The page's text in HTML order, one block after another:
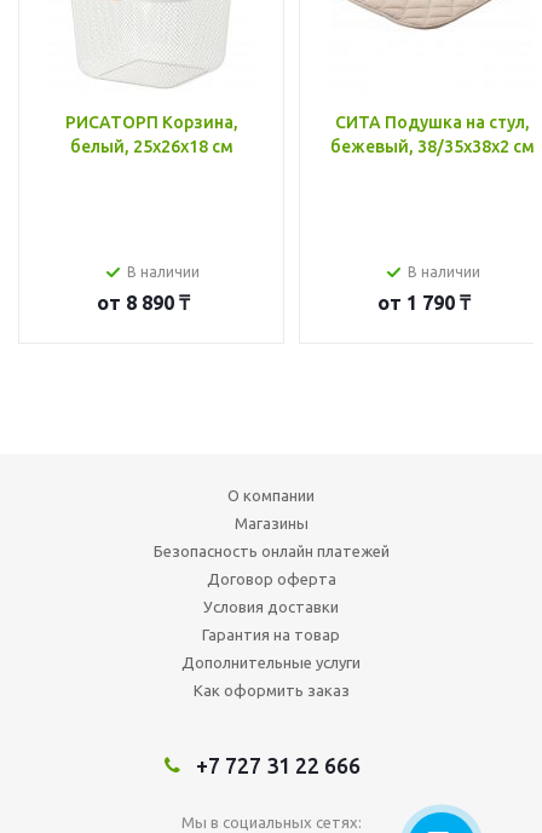
РИСАТОРП Корзина,
белый, 25x26x18 см
В наличии
от 8 890 ₸
СИТА Подушка на стул,
бежевый, 38/35x38x2 см
В наличии
от 1 790 ₸
О компании
Магазины
Безопасность онлайн платежей
Договор оферта
Условия доставки
Гарантия на товар
Дополнительные услуги
Как оформить заказ
+7 727 31 22 666
Мы в социальных сетях: